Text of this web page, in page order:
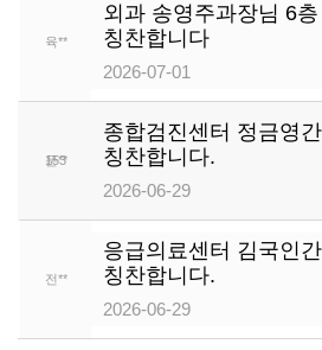
154
외과 송영주과장님 6
칭찬합니다
육**
2026-07-01
153
종합검진센터 정금영
칭찬합니다.
문**
2026-06-29
152
응급의료센터 김국인
칭찬합니다.
전**
2026-06-29